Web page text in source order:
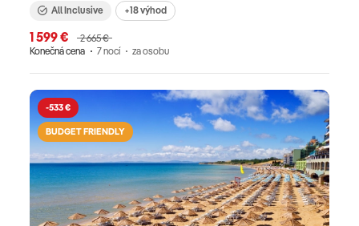
All Inclusive +18 výhod
1 599 €
2 665 €
Konečná cena
7 nocí za osobu
-533 €
BUDGET FRIENDLY